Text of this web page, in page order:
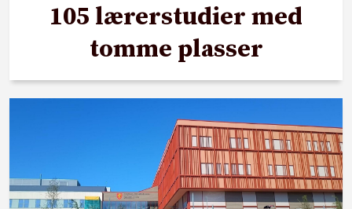
105 lærerstudier med
tomme plasser